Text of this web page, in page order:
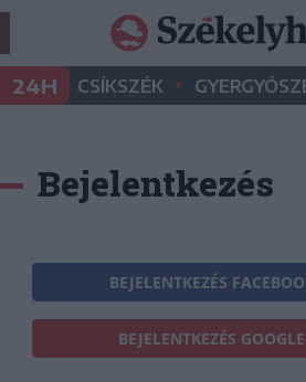
24H CSÍKSZÉK •
Bejelentkezés
BEJELENTKEZÉS
BEJELENTKEZÉS